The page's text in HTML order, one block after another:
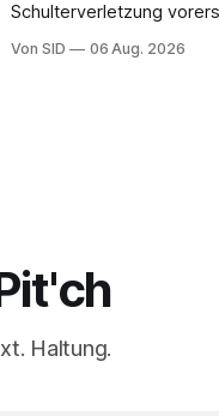
Schulterverletzung
Von SID 06 Aug. 2026
Haltung.